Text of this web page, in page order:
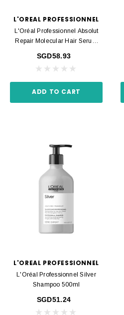
L'OREAL PROFESSIONNEL
L'Oréal Professionnel Absolut
Repair Molecular Hair Serum
SGD58.93
ADD TO CART
L'OREAL PROFESSIONNEL
L'Oréal Professionnel Silver
Shampoo 500ml
SGD51.24